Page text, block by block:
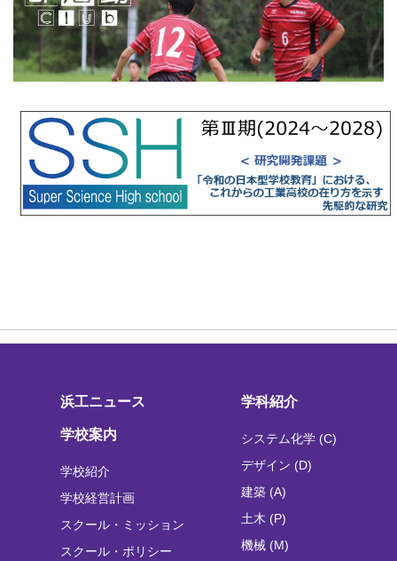
浜工ニュース
学校案内
学校紹介
学校経営計画
スクール・ミッション
スクール・ポリシー
学科紹介
システム化学 (C)
デザイン (D)
建築 (A)
土木 (P)
機械 (M)